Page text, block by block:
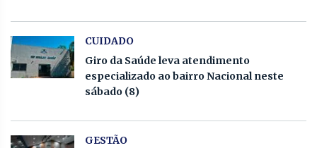
CUIDADO
Giro da Saúde leva atendimento
especializado ao bairro Nacional neste
sábado (8)
GESTÃO